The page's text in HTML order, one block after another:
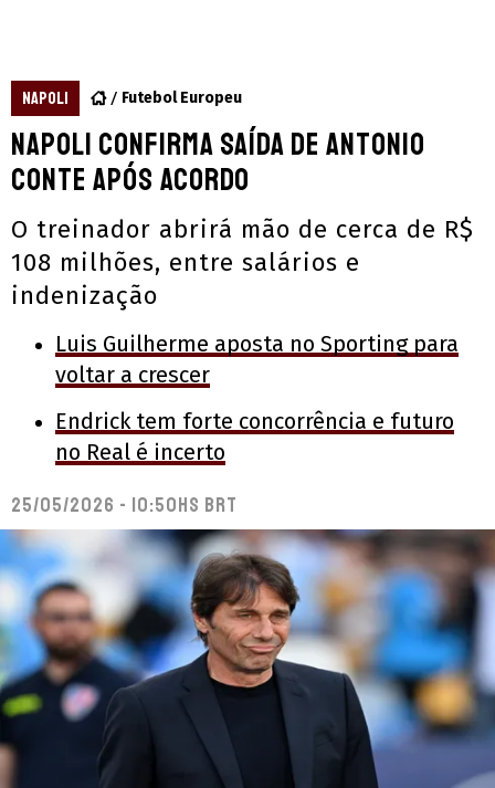
NAPOLI Futebol Europeu
Napoli confirma saída de Antonio
Conte após acordo
O treinador abrirá mão de cerca de R$
108 milhões, entre salários e
indenização
Luis Guilherme aposta no Sporting para
voltar a crescer
Endrick tem forte concorrência e futuro
no Real é incerto
25/05/2026 - 10:50hs BRT